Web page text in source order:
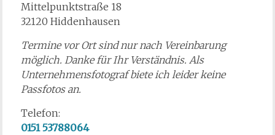
Mittelpunktstraße 18
32120 Hiddenhausen
Termine vor Ort sind nur nach Vereinbarung
möglich. Danke für Ihr Verständnis. Als
Unternehmensfotograf biete ich leider keine
Passfotos an.
Telefon:
0151 53788064